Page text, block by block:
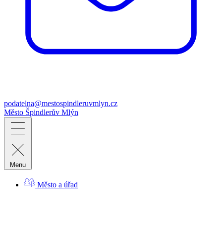
podatelna@mestospindleruvmlyn.cz
Město Špindlerův Mlýn
Menu
Město a úřad